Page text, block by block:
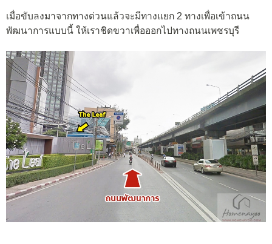
เมื่อขับลงมาจากทางด่วนแล้วจะมีทางแยก 2 ทางเพื่อเข้าถนน
พัฒนาการแบบนี้ ให้เราชิดขวาเพื่อออกไปทางถนนเพชรบุรี